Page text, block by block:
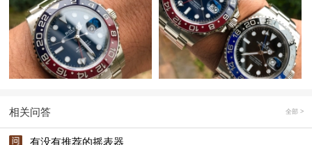
相关问答 全部 >
有没有推荐的摇表器